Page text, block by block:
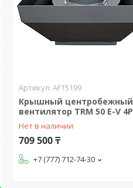
AF15199
Крышный центробежный
вентилятор TRM 50 E-V 4P
Нет в наличии
709 500 ₸
+7 (777) 712-74-30